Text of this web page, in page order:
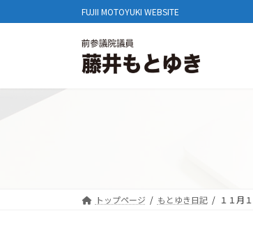
ン
へ
ビ
ョ
FUJII MOTOYUKI WEBSITE
トップページ もとゆき日記 １１月